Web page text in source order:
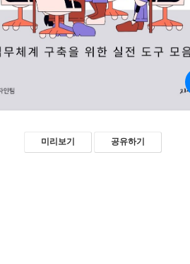
미리보기 공유하기